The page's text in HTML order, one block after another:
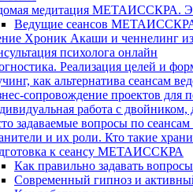
медитация МЕТАИССКРА.
Ведущие сеансов
Хроник Акаши и ченнелинг
психолога онлайн
Реализация целей и
как альтернатива сеансам
сопровождение проектов для
работа с двойником,
задаваемые вопросы по
и их роли. Кто такие
к сеансу МЕТАИССКРА
Как правильно задавать
Современный гипноз и